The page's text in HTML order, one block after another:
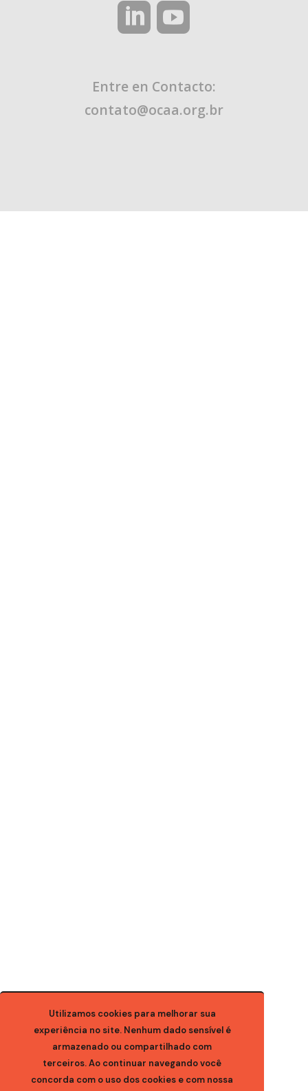
Utilizamos cookies para melhorar sua
experiência no site. Nenhum dado sensível é
armazenado ou compartilhado com
terceiros. Ao continuar navegando você
concorda com o uso dos cookies e com nossa
Entre en Contacto:
contato@ocaa.org.br